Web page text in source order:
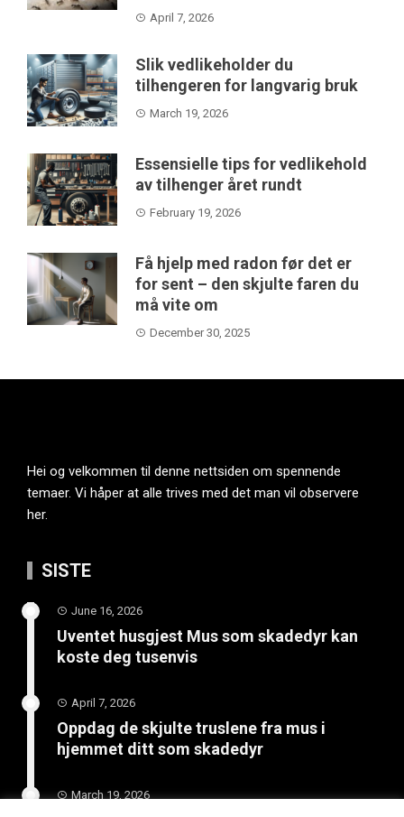
April 7, 2026
Slik vedlikeholder du
tilhengeren for langvarig bruk
March 19, 2026
Essensielle tips for vedlikehold
av tilhenger året rundt
February 19, 2026
Få hjelp med radon før det er
for sent – den skjulte faren du
må vite om
December 30, 2025
Hei og velkommen til denne nettsiden om spennende
temaer. Vi håper at alle trives med det man vil observere
her.
SISTE
June 16, 2026
Uventet husgjest Mus som skadedyr kan
koste deg tusenvis
April 7, 2026
Oppdag de skjulte truslene fra mus i
hjemmet ditt som skadedyr
March 19, 2026